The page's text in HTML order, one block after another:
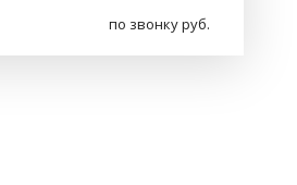
по звонку руб.